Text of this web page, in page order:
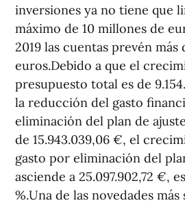
inversiones ya no tiene que
máximo de 10 millones de
2019 las cuentas prevén más
euros.Debido a que el
presupuesto total es de
la reducción del gasto
eliminación del plan de
de 15.943.039,06 €, el
gasto por eliminación del
asciende a 25.097.902,72 €,
%.Una de las novedades